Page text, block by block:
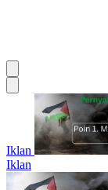
Iklan
Iklan